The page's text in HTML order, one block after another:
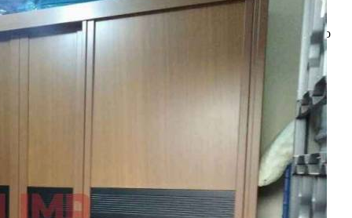
*Valor sujeito à variações.
com o
anunciante.
Código:484304
Referência do Anunciante:
Lima Imóveis